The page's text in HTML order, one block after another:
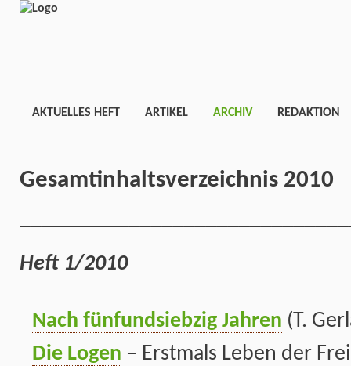
AKTUELLES HEFT ARTIKEL ARCHIV REDAKTION
Gesamtinhaltsverzeichnis 2010
Heft 1/2010
Nach fünfundsiebzig Jahren (T.
Die Logen – Erstmals Leben der